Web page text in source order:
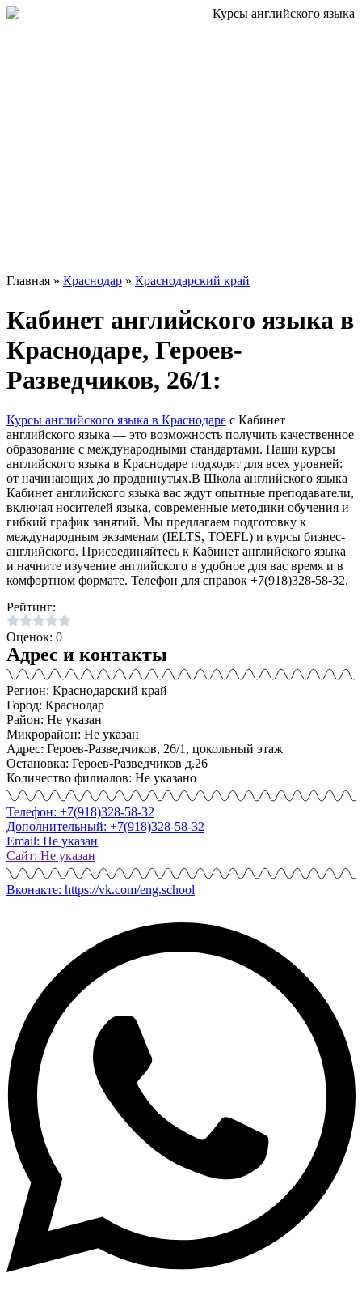
Главная » Краснодар » Краснодарский край
Кабинет английского языка в
Краснодаре, Героев-
Разведчиков, 26/1:
Курсы английского языка в Краснодаре с Кабинет
английского языка — это возможность получить качественное
образование с международными стандартами. Наши курсы
английского языка в Краснодаре подходят для всех уровней:
от начинающих до продвинутых.В Школа английского языка
Кабинет английского языка вас ждут опытные преподаватели,
включая носителей языка, современные методики обучения и
гибкий график занятий. Мы предлагаем подготовку к
международным экзаменам (IELTS, TOEFL) и курсы бизнес-
английского. Присоединяйтесь к Кабинет английского языка
и начните изучение английского в удобное для вас время и в
комфортном формате. Телефон для справок +7(918)328-58-32.
Рейтинг:
Оценок: 0
Адрес и контакты
Регион: Краснодарский край
Город: Краснодар
Район: Не указан
Микрорайон: Не указан
Адрес: Героев-Разведчиков, 26/1, цокольный этаж
Остановка: Героев-Разведчиков д.26
Количество филиалов: Не указано
Телефон: +7(918)328-58-32
Дополнительный: +7(918)328-58-32
Email: Не указан
Сайт: Не указан
Вконакте: https://vk.com/eng.school